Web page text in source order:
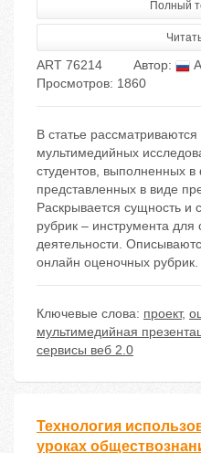
Полный
ART 76214 Автор:
Просмотров: 1860
В статье
мультимедийных
студентов, выполненных
представленных в виде
Раскрывается сущность и
рубрик – инструмента для
деятельности.
онлайн оценочных рубрик.
Ключевые слова: проект,
мультимедийная
сервисы веб 2.0
Технология
уроках